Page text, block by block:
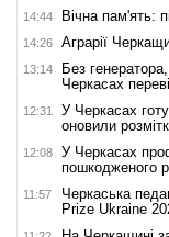
14:44 Вічна пам'ять:
14:26 Аграрії
13:14
Без
Черкасах
12:31
У Черкасах
оновили
12:08
У Черкасах
пошкодженого
11:57
Черкаська
Prize Ukraine